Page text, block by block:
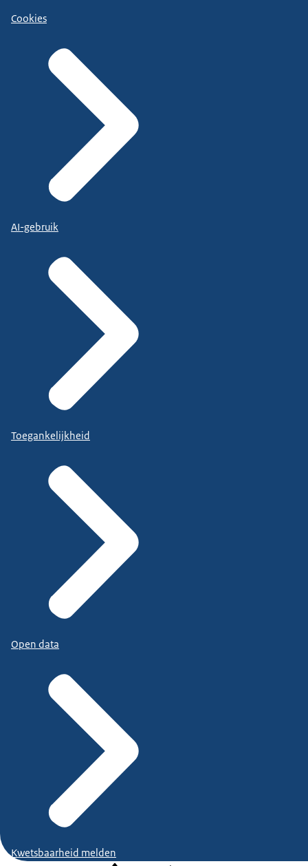
Cookies
AI-gebruik
Toegankelijkheid
Open data
Kwetsbaarheid melden